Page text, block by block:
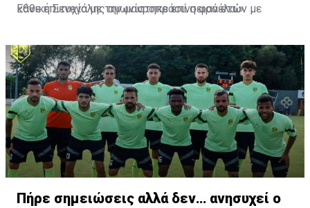
Εθνική Σενεγάλης αγωνίστηκε επί σειρά ετών με
Cheikhou Kouyate, Papiss Cisse. Χαρακτηρίζεται από
εξαιρετικά αθλητικά προσόντα, τάκλιν ακριβείας και
άριστη τοποθέτηση σε όλο τον χώρο του κέντρου.
κάθε επιτυχία με την μαυροπράσινη φανέλα.»
Πήρε σημειώσεις αλλά δεν… ανησυχεί ο